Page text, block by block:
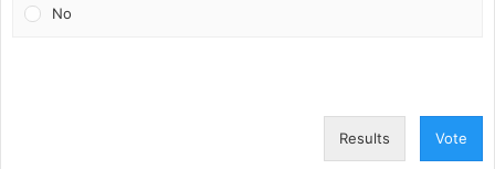
No
Results Vote